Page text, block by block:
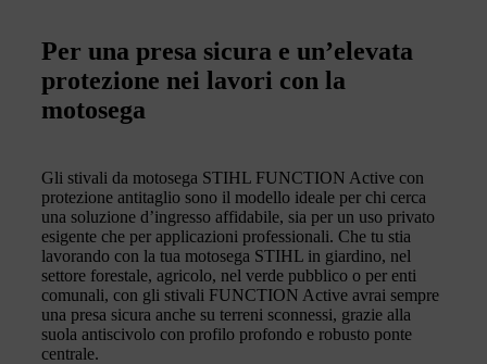
Per una presa sicura e un’elevata
protezione nei lavori con la
motosega
Gli stivali da motosega STIHL FUNCTION Active con
protezione antitaglio sono il modello ideale per chi cerca
una soluzione d’ingresso affidabile, sia per un uso privato
esigente che per applicazioni professionali. Che tu stia
lavorando con la tua motosega STIHL in giardino, nel
settore forestale, agricolo, nel verde pubblico o per enti
comunali, con gli stivali FUNCTION Active avrai sempre
una presa sicura anche su terreni sconnessi, grazie alla
suola antiscivolo con profilo profondo e robusto ponte
centrale.